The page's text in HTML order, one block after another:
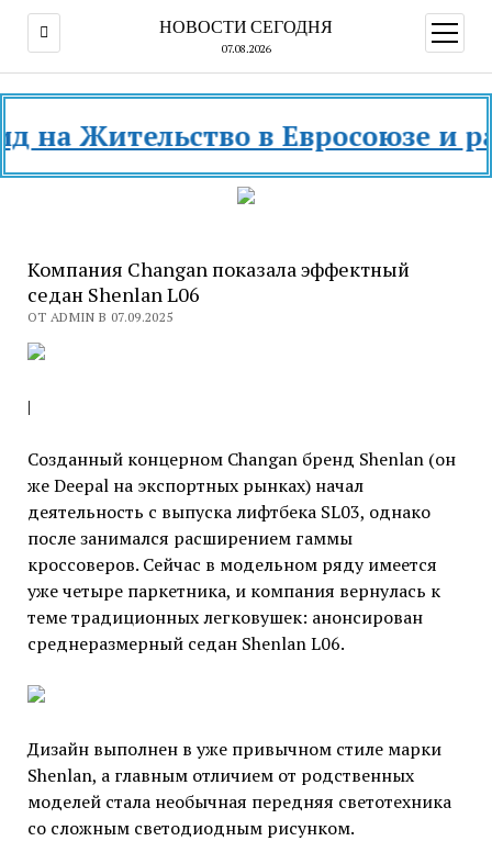
НОВОСТИ СЕГОДНЯ
07.08.2026
меню
Жительство в Евросоюзе и
Компания Changan показала эффектный
седан Shenlan L06
ОТ ADMIN В 07.09.2025
|
Созданный концерном Changan бренд Shenlan (он
же Deepal на экспортных рынках) начал
деятельность с выпуска лифтбека SL03, однако
после занимался расширением гаммы
кроссоверов. Сейчас в модельном ряду имеется
уже четыре паркетника, и компания вернулась к
теме традиционных легковушек: анонсирован
среднеразмерный седан Shenlan L06.
Дизайн выполнен в уже привычном стиле марки
Shenlan, а главным отличием от родственных
моделей стала необычная передняя светотехника
со сложным светодиодным рисунком.